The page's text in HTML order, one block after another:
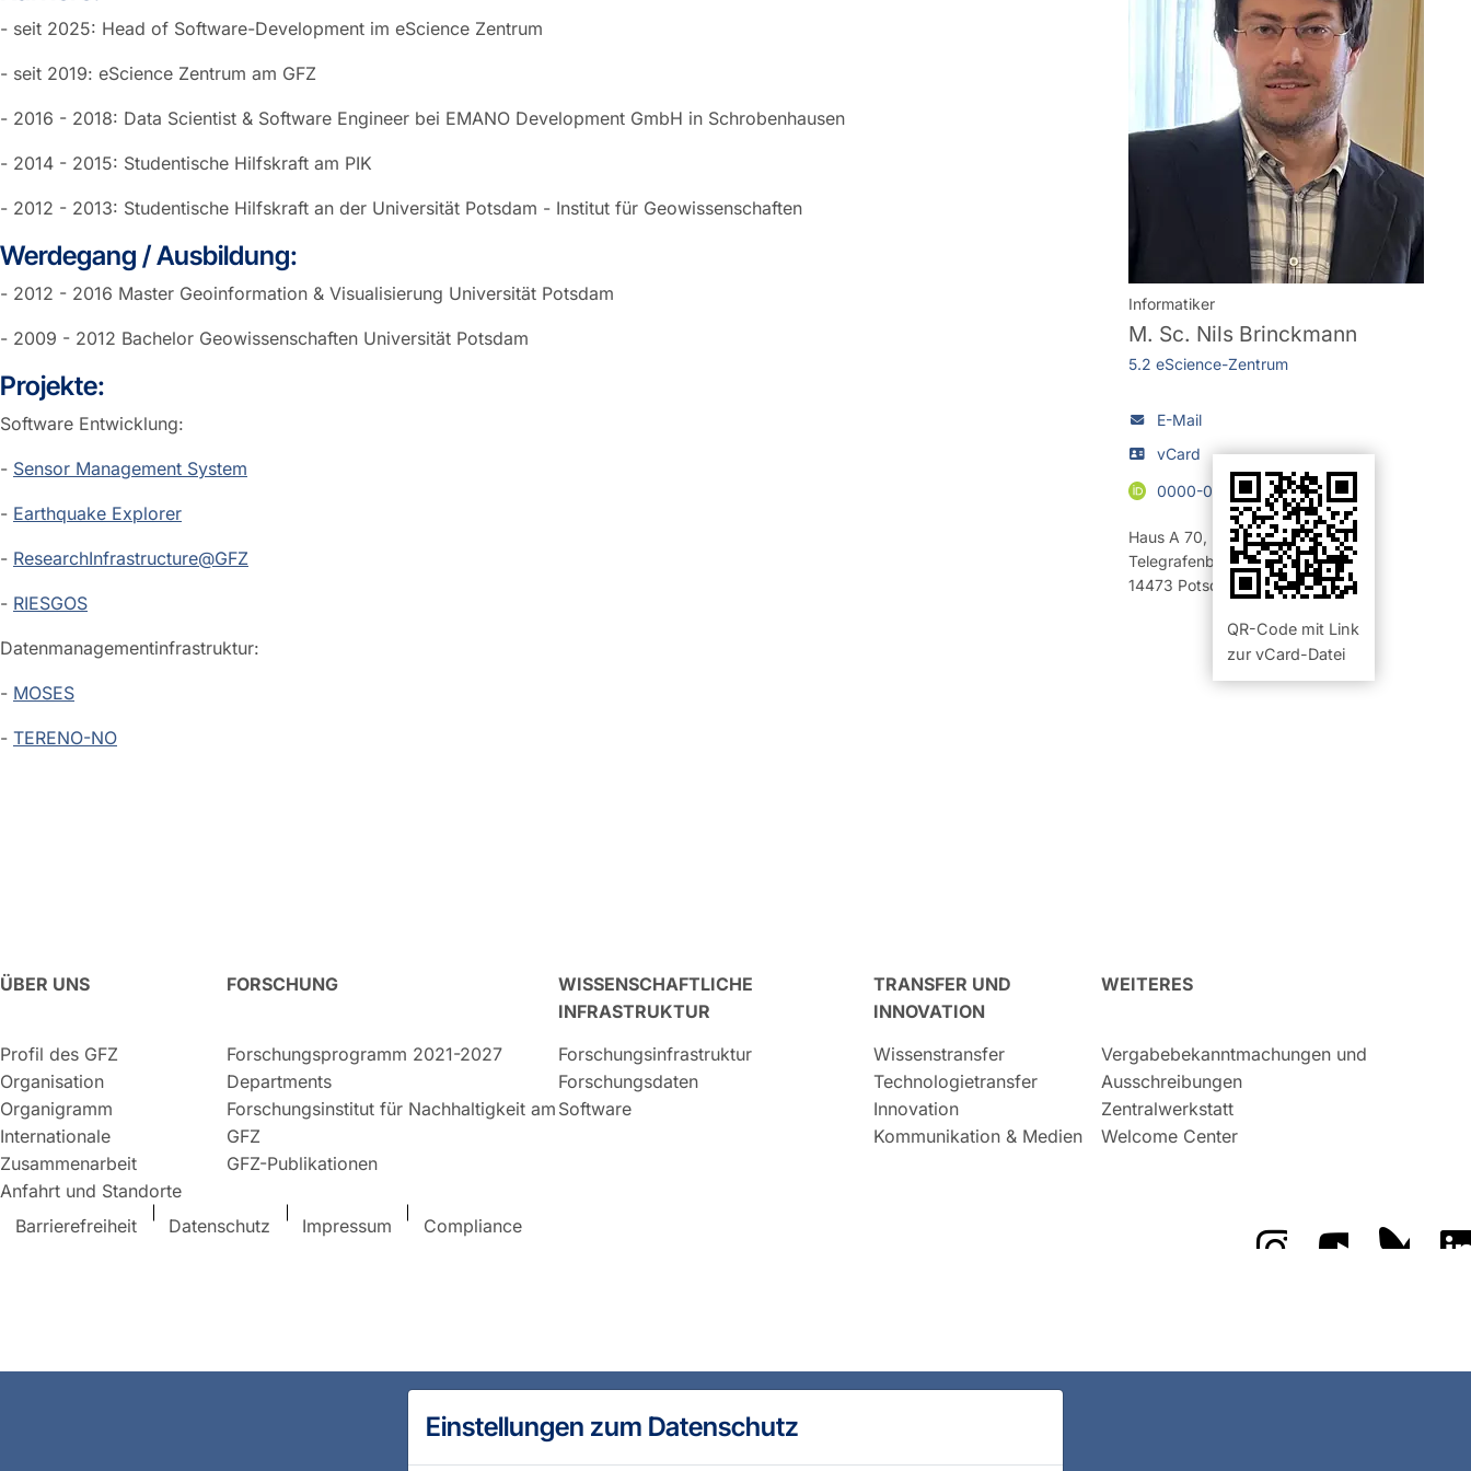
Informatiker
M. Sc. Nils Brinckmann
5.2 eScience-Zentrum
E-Mail
vCard
QR-Code mit Link
zur vCard-Datei
0000-0001-8159-3888
Haus A 70,
Raum 325 (Büro)
Telegrafenberg
14473 Potsdam
- seit 2025: Head of Software-Development im eScience Zentrum
- seit 2019: eScience Zentrum am GFZ
- 2016 - 2018: Data Scientist & Software Engineer bei EMANO Development GmbH in Schrobenhausen
- 2014 - 2015: Studentische Hilfskraft am PIK
- 2012 - 2013: Studentische Hilfskraft an der Universität Potsdam - Institut für Geowissenschaften
Werdegang / Ausbildung:
- 2012 - 2016 Master Geoinformation & Visualisierung Universität Potsdam
- 2009 - 2012 Bachelor Geowissenschaften Universität Potsdam
Projekte:
Software Entwicklung:
- Sensor Management System
- Earthquake Explorer
- ResearchInfrastructure@GFZ
- RIESGOS
Datenmanagementinfrastruktur:
- MOSES
- TERENO-NO
ÜBER UNS
Profil des GFZ
Organisation
Organigramm
Internationale
Zusammenarbeit
Anfahrt und Standorte
FORSCHUNG
Forschungsprogramm 2021-2027
Departments
Forschungsinstitut für Nachhaltigkeit am
GFZ
GFZ-Publikationen
WISSENSCHAFTLICHE
INFRASTRUKTUR
Forschungsinfrastruktur
Forschungsdaten
Software
TRANSFER UND
INNOVATION
Wissenstransfer
Technologietransfer
Innovation
Kommunikation & Medien
WEITERES
Vergabebekanntmachungen und
Ausschreibungen
Zentralwerkstatt
Welcome Center
Barrierefreiheit Datenschutz Impressum Compliance Das GFZ aufDas GFZ auf
Das
Einstellungen zum Datenschutz